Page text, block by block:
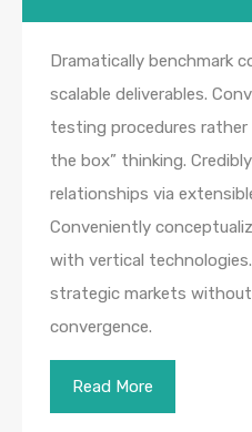
Dramatically benchmark
scalable deliverables.
testing procedures
the box” thinking.
relationships via
Conveniently
with vertical technologies.
strategic markets
convergence.
Read More